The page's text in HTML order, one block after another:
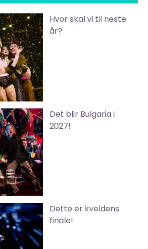
Hvor skal vi til neste
år?
Det blir Bulgaria i
2027!
Dette er kveldens
finale!